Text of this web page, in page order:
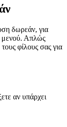
δωρεάν, για
μενού. Απλώς
φίλους σας για
αν υπάρχει